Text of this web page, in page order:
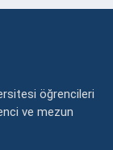
öğrencileri
ve mezun